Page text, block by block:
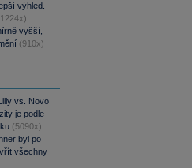
výhled.
vyšší,
(910x)
vs. Novo
je podle
(5090x)
byl po
všechny